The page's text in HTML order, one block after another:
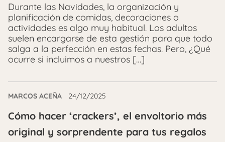
Durante las Navidades, la organización y
planificación de comidas, decoraciones o
actividades es algo muy habitual. Los adultos
suelen encargarse de esta gestión para que todo
salga a la perfección en estas fechas. Pero, ¿Qué
ocurre si incluimos a nuestros […]
MARCOS ACEÑA 24/12/2025
Cómo hacer ‘crackers’, el envoltorio más
original y sorprendente para tus regalos